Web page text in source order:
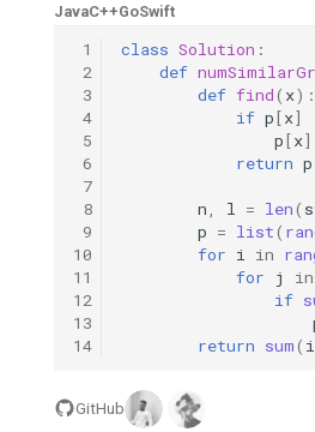
JavaC++GoSwift
1
2
3
4
5
6
7
8
9
10
11
12
13
14
class Solution :
def
def find( x):
if p[x]
p[x]
return p
n, l = len(
p = list(
for i in
for
j in
if
return sum( i
GitHub